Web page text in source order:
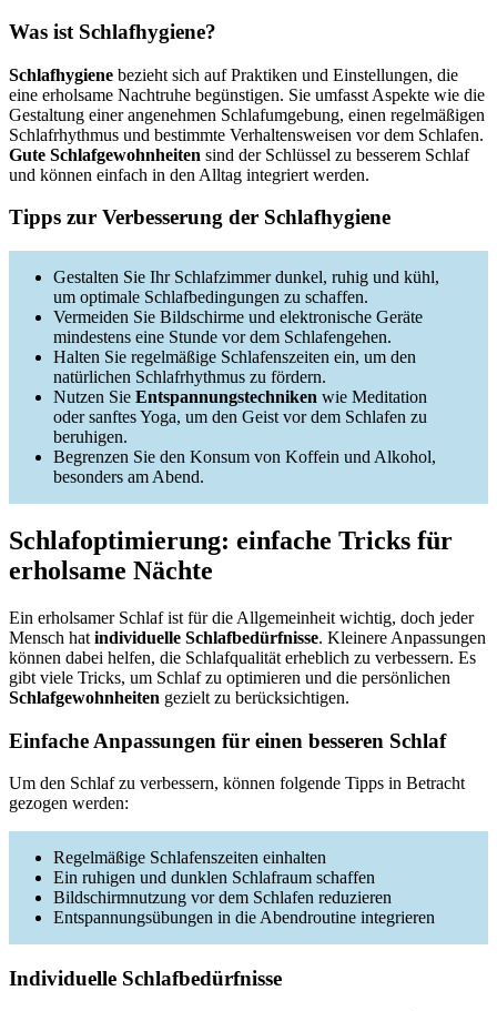
Was ist Schlafhygiene?
Schlafhygiene bezieht sich auf Praktiken und Einstellungen, die
eine erholsame Nachtruhe begünstigen. Sie umfasst Aspekte wie die
Gestaltung einer angenehmen Schlafumgebung, einen regelmäßigen
Schlafrhythmus und bestimmte Verhaltensweisen vor dem Schlafen.
Gute Schlafgewohnheiten sind der Schlüssel zu besserem Schlaf
und können einfach in den Alltag integriert werden.
Tipps zur Verbesserung der Schlafhygiene
Gestalten Sie Ihr Schlafzimmer dunkel, ruhig und kühl,
um optimale Schlafbedingungen zu schaffen.
Vermeiden Sie Bildschirme und elektronische Geräte
mindestens eine Stunde vor dem Schlafengehen.
Halten Sie regelmäßige Schlafenszeiten ein, um den
natürlichen Schlafrhythmus zu fördern.
Nutzen Sie Entspannungstechniken wie Meditation
oder sanftes Yoga, um den Geist vor dem Schlafen zu
beruhigen.
Begrenzen Sie den Konsum von Koffein und Alkohol,
besonders am Abend.
Schlafoptimierung: einfache Tricks für
erholsame Nächte
Ein erholsamer Schlaf ist für die Allgemeinheit wichtig, doch jeder
Mensch hat individuelle Schlafbedürfnisse. Kleinere Anpassungen
können dabei helfen, die Schlafqualität erheblich zu verbessern. Es
gibt viele Tricks, um Schlaf zu optimieren und die persönlichen
Schlafgewohnheiten gezielt zu berücksichtigen.
Einfache Anpassungen für einen besseren Schlaf
Um den Schlaf zu verbessern, können folgende Tipps in Betracht
gezogen werden:
Regelmäßige Schlafenszeiten einhalten
Ein ruhigen und dunklen Schlafraum schaffen
Bildschirmnutzung vor dem Schlafen reduzieren
Entspannungsübungen in die Abendroutine integrieren
Individuelle Schlafbedürfnisse